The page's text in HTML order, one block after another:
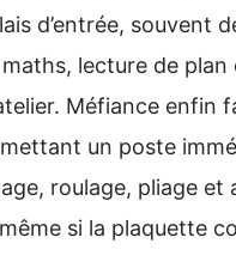
d’entrée, souvent
lecture de plan
Méfiance enfin
un poste
roulage, pliage et
si la plaquette